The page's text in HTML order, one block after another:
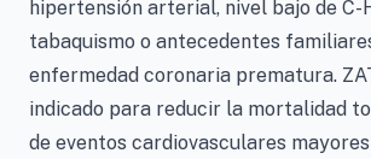
hipertensión arterial, nivel bajo de C-
tabaquismo o antecedentes
enfermedad coronaria prematura.
indicado para reducir la mortalidad
de eventos cardiovasculares